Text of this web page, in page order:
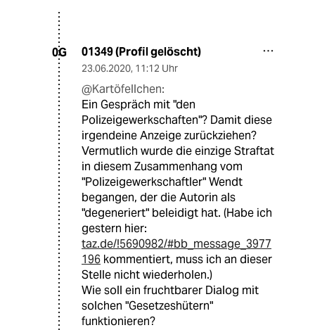
0G 01349 (Profil gelöscht)
23.06.2020, 11:12 Uhr
@Kartöfellchen:
Ein Gespräch mit "den
Polizeigewerkschaften"? Damit diese
irgendeine Anzeige zurückziehen?
Vermutlich wurde die einzige Straftat
in diesem Zusammenhang vom
"Polizeigewerkschaftler" Wendt
begangen, der die Autorin als
"degeneriert" beleidigt hat. (Habe ich
gestern hier:
taz.de/!5690982/#bb_message_3977
196 kommentiert, muss ich an dieser
Stelle nicht wiederholen.)
Wie soll ein fruchtbarer Dialog mit
solchen "Gesetzeshütern"
funktionieren?